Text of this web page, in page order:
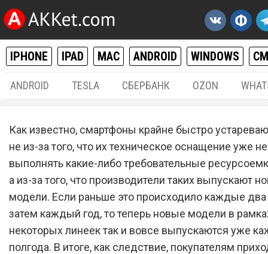
IPHONE IPAD MAC ANDROID WINDOWS
ANDROID TESLA СБЕРБАНК OZON
«МТС» и «МегаФон»
бесплатный обмен любых
старых смартфонов на
новые
Как известно, смартфоны крайне быстро
не из-за того, что их техническое оснащение уже
выполнять какие-либо требовательные
а из-за того, что производители таких выпускают
модели. Если раньше это происходило каждые два
затем каждый год, то теперь новые модели в
некоторых линеек так и вовсе выпускаются уже
полгода. В итоге, как следствие, покупателям